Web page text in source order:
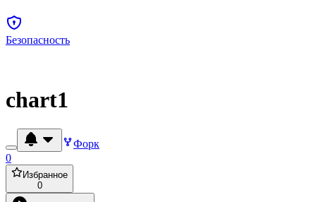
Безопасность
chart1
Форк
0
Избранное
0